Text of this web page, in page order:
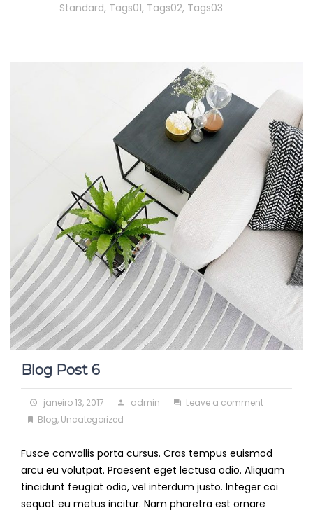
Standard, Tags01, Tags02, Tags03
Blog Post 6
Posted
on
janeiro 13, 2017 Author
admin Leave a commenton
Post
6
Categories
Blog, Uncategorized
Fusce convallis porta cursus. Cras tempus euismod
arcu eu volutpat. Praesent eget lectusa odio. Aliquam
tincidunt feugiat odio, vel interdum justo. Integer coi
sequat eu metus incitur. Nam pharetra est ornare